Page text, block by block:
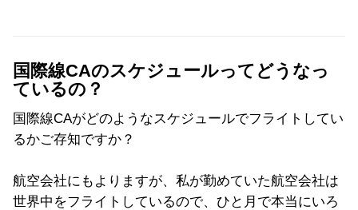
国際線CAのスケジュールってどうなっ
ているの？
国際線CAがどのようなスケジュールでフライトしてい
るかご存知ですか？
航空会社にもよりますが、私が勤めていた航空会社は
世界中をフライトしているので、ひと月で本当にいろ